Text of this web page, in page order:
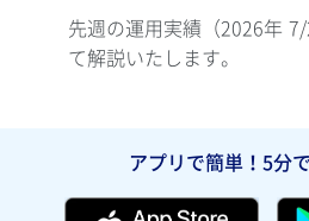
先週の運用実績（2026年
て解説いたします。
アプリで簡単！5分